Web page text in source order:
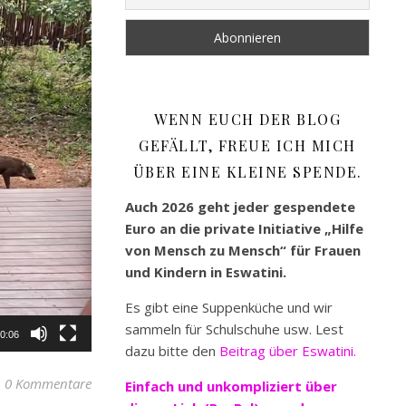
0 Kommentare
WENN EUCH DER BLOG
GEFÄLLT, FREUE ICH MICH
ÜBER EINE KLEINE SPENDE.
Auch 2026 geht jeder gespendete
Euro an die private Initiative „Hilfe
von Mensch zu Mensch“ für Frauen
und Kindern in Eswatini.
Es gibt eine Suppenküche und wir
sammeln für Schulschuhe usw. Lest
dazu bitte den Beitrag über Eswatini.
Einfach und unkompliziert über